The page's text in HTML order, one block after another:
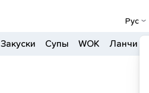
Рус
Закуски Супы WOK Ланчи